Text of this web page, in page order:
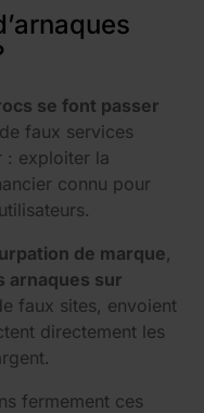
se font passer
faux services
: exploiter la
connu pour
de marque,
arnaques sur
faux sites, envoient
directement les
fermement ces